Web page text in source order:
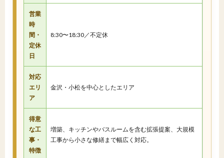
営業
時
間・
定休
日
8:30〜18:30／不定休
対応
エリ
ア
金沢・小松を中心としたエリア
得意
な工
事・
特徴
増築、キッチンやバスルームを含む拡張提案、大規模
工事から小さな修繕まで幅広く対応。